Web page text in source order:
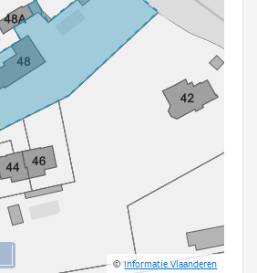
©Informatie Vlaanderen